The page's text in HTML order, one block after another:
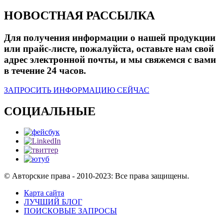
НОВОСТНАЯ РАССЫЛКА
Для получения информации о нашей продукции
или прайс-листе, пожалуйста, оставьте нам свой
адрес электронной почты, и мы свяжемся с вами
в течение 24 часов.
ЗАПРОСИТЬ ИНФОРМАЦИЮ СЕЙЧАС
СОЦИАЛЬНЫЕ
© Авторские права - 2010-2023: Все права защищены.
Карта сайта
ЛУЧШИЙ БЛОГ
ПОИСКОВЫЕ ЗАПРОСЫ